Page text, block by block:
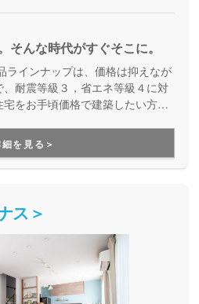
そんな時代がすぐそこに。
ラインナップは、価格は抑えなが
耐震等級３，省エネ等級４に対
をお手頃価格で建築したい方は
を見る＞
ス＞